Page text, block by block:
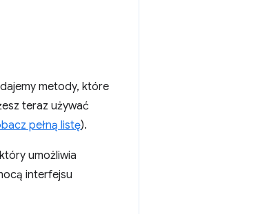
metody, które
teraz używać
pełną listę).
umożliwia
interfejsu